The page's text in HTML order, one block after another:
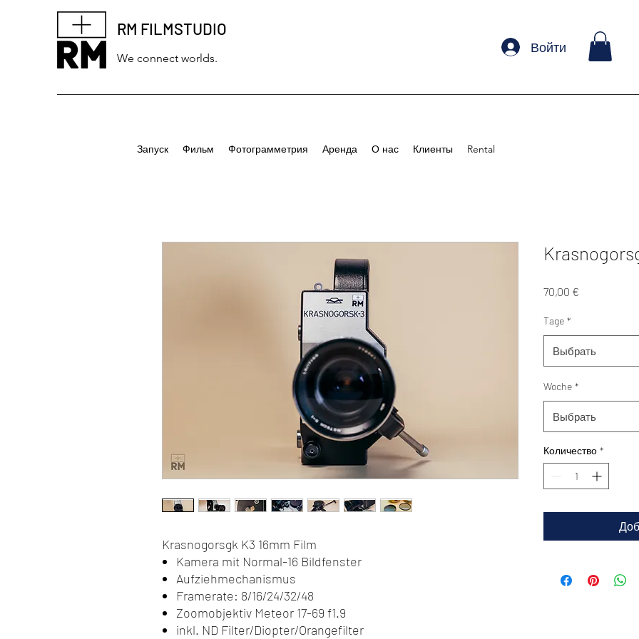
RM FILMSTUDIO
We connect worlds.
Войти
Krasnogorsgk K3 16mm Film
Kamera mit Normal-16 Bildfenster
Aufziehmechanismus
Framerate: 8/16/24/32/48
Zoomobjektiv Meteor 17-69 f1.9
inkl. ND Filter/Diopter/Orangefilter
70,00 €
Tage *
Выбрать
Woche *
Выбрать
Количество *
Запуск Фильм Фотограмметрия Аренда О нас Клиенты Rental